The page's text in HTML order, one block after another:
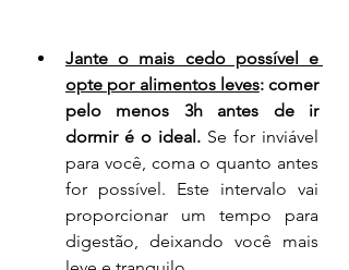
Jante o mais cedo possível e
opte por alimentos leves: comer
pelo menos 3h antes de ir
dormir é o ideal. Se for inviável
para você, coma o quanto antes
for possível. Este intervalo vai
proporcionar um tempo para
digestão, deixando você mais